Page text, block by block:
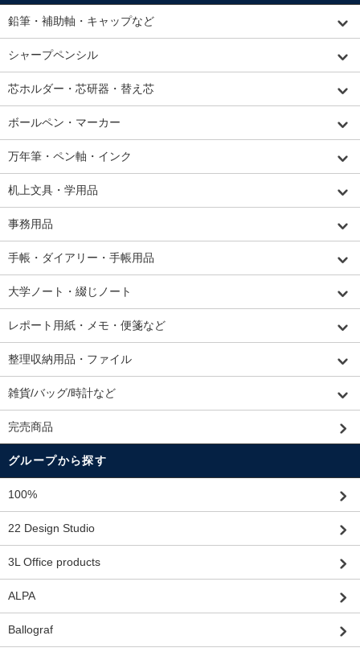
鉛筆・補助軸・キャップなど
シャープペンシル
芯ホルダー・芯研器・替え芯
ボールペン・マーカー
万年筆・ペン軸・インク
机上文具・学用品
事務用品
手帳・ダイアリー・手帳用品
大学ノート・綴じノート
レポート用紙・メモ・便箋など
整理収納用品・ファイル
雑貨/バッグ/時計など
完売商品
グループから探す
100%
22 Design Studio
3L Office products
ALPA
Ballograf